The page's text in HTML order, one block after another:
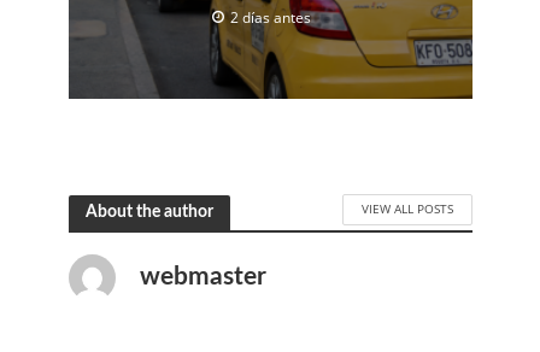
2 días antes
About the author VIEW ALL POSTS
webmaster